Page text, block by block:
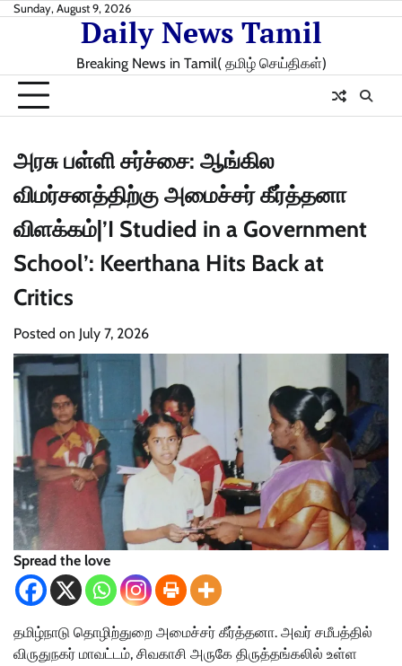
SkipSunday, August 9, 2026
Daily News Tamil
Breaking News in Tamil( தமிழ் செய்திகள்)
அரசு பள்ளி சர்ச்சை: ஆங்கில
விமர்சனத்திற்கு அமைச்சர் கீர்த்தனா
விளக்கம்|’I Studied in a Government
School’: Keerthana Hits Back at
Critics
Posted on July 7, 2026
Spread the love
தமிழ்நாடு தொழிற்துறை அமைச்சர் கீர்த்தனா. அவர் சமீபத்தில்
விருதுநகர் மாவட்டம், சிவகாசி அருகே திருத்தங்கலில் உள்ள